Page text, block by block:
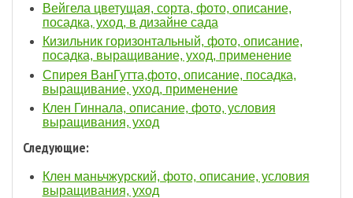
Вейгела цветущая, сорта, фото, описание,
посадка, уход, в дизайне сада
Кизильник горизонтальный, фото, описание,
посадка, выращивание, уход, применение
Спирея ВанГутта,фото, описание, посадка,
выращивание, уход, применение
Клен Гиннала, описание, фото, условия
выращивания, уход
Следующие:
Клен маньчжурский, фото, описание, условия
выращивания, уход